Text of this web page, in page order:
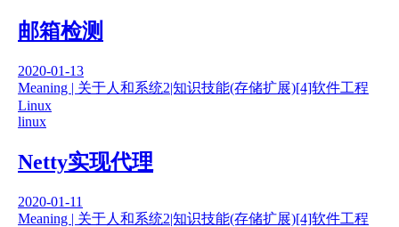
邮箱检测
2020-01-13
Meaning | 关于人和系统2|知识技能(存储扩展)[4]软件工程
Linux
linux
Netty实现代理
2020-01-11
Meaning | 关于人和系统2|知识技能(存储扩展)[4]软件工程